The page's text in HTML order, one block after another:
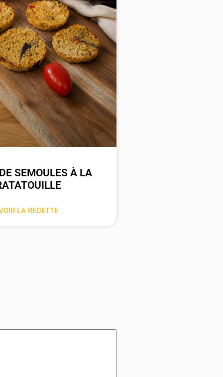
SEMOULES À LA
LA RECETTE